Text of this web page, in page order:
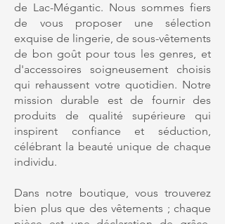
de Lac-Mégantic. Nous sommes fiers
de vous proposer une sélection
exquise de lingerie, de sous-vêtements
de bon goût pour tous les genres, et
d'accessoires soigneusement choisis
qui rehaussent votre quotidien. Notre
mission durable est de fournir des
produits de qualité supérieure qui
inspirent confiance et séduction,
célébrant la beauté unique de chaque
individu.
Dans notre boutique, vous trouverez
bien plus que des vêtements ; chaque